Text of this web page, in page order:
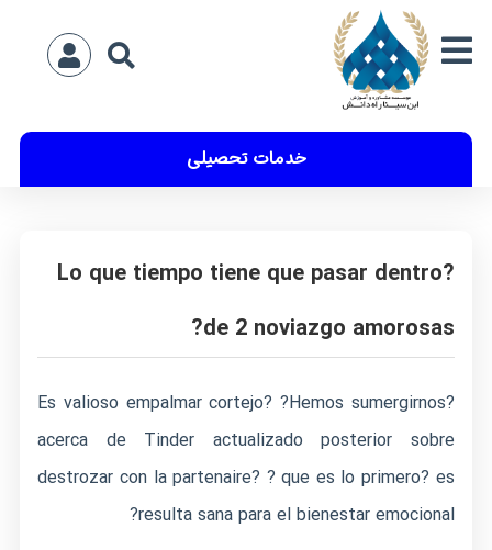
خدمات تحصیلی
?Lo que tiempo tiene que pasar dentro
de 2 noviazgo amorosas?
?Es valioso empalmar cortejo? ?Hemos sumergirnos
acerca de Tinder actualizado posterior sobre
destrozar con la partenaire? ? que es lo primero? es
resulta sana para el bienestar emocional?